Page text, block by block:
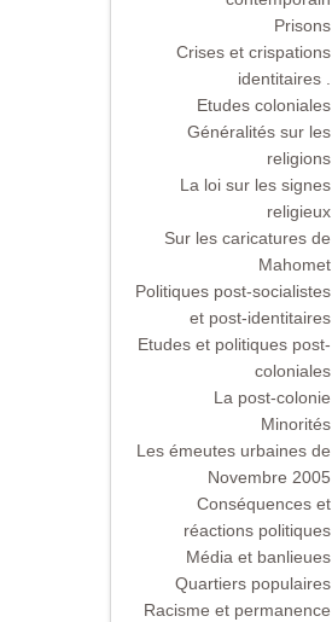
Prisons
Crises et crispations
identitaires .
Etudes coloniales
Généralités sur les
religions
La loi sur les signes
religieux
Sur les caricatures de
Mahomet
Politiques post-socialistes
et post-identitaires
Etudes et politiques post-
coloniales
La post-colonie
Minorités
Les émeutes urbaines de
Novembre 2005
Conséquences et
réactions politiques
Média et banlieues
Quartiers populaires
Racisme et permanence